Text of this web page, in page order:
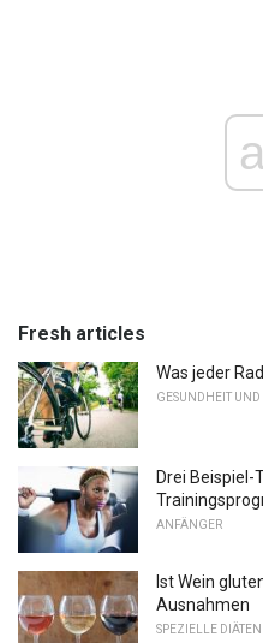
Fresh articles
Was jeder
GESUNDHEIT UND
Drei
ANFÄNGER
Ist Wein
Ausnahmen
SPEZIELLE DIÄTEN